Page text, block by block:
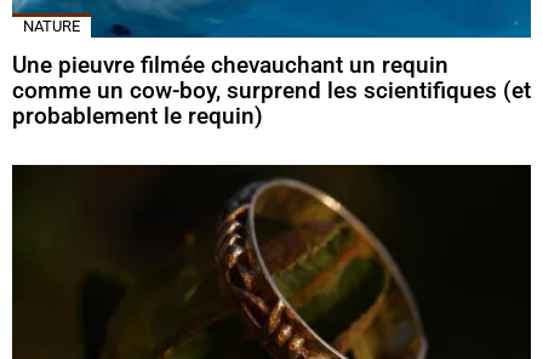
NATURE
Une pieuvre filmée chevauchant un requin
comme un cow-boy, surprend les scientifiques (et
probablement le requin)